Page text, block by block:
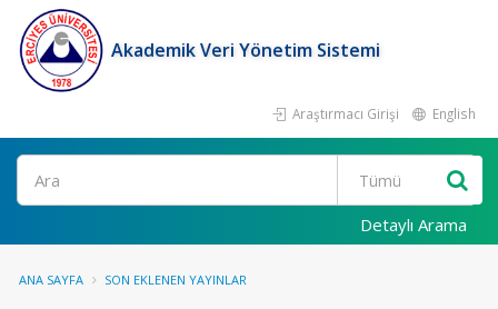
Akademik Veri Yönetim Sistemi
Araştırmacı Girişi English
Ara
Detaylı Arama
ANA SAYFA SON EKLENEN YAYINLAR